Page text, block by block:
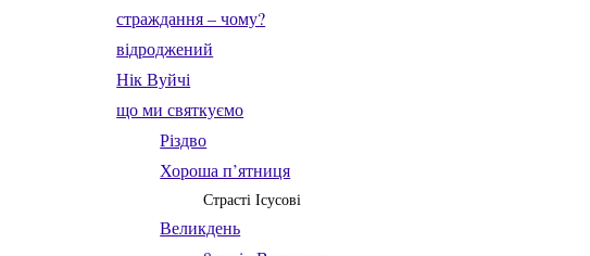
страждання – чому?
відроджений
Нік Вуйчі
що ми святкуємо
Різдво
Хороша п’ятниця
Страсті Ісусові
Великдень